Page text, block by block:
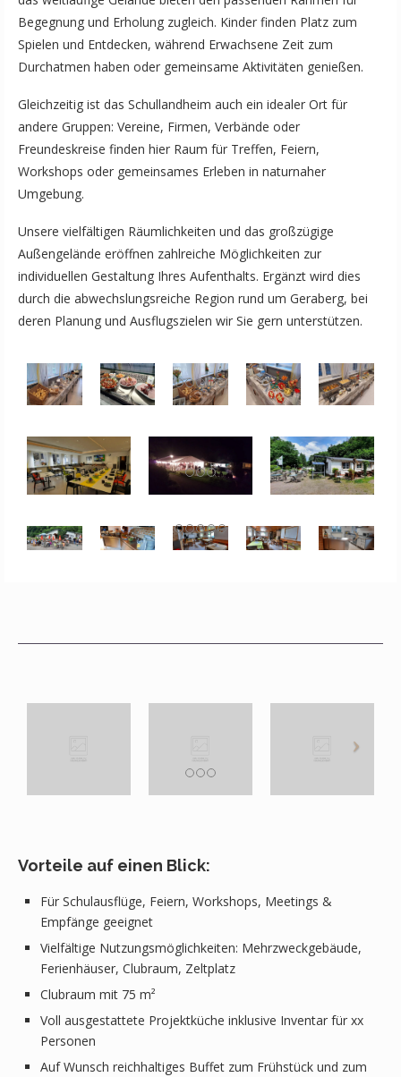
Begegnung und Erholung zugleich. Kinder finden Platz zum
Spielen und Entdecken, während Erwachsene Zeit zum
Durchatmen haben oder gemeinsame Aktivitäten genießen.
Gleichzeitig ist das Schullandheim auch ein idealer Ort für
andere Gruppen: Vereine, Firmen, Verbände oder
Freundeskreise finden hier Raum für Treffen, Feiern,
Workshops oder gemeinsames Erleben in naturnaher
Umgebung.
Unsere vielfältigen Räumlichkeiten und das großzügige
Außengelände eröffnen zahlreiche Möglichkeiten zur
individuellen Gestaltung Ihres Aufenthalts. Ergänzt wird dies
durch die abwechslungsreiche Region rund um Geraberg, bei
deren Planung und Ausflugszielen wir Sie gern unterstützen.
Vorteile auf einen Blick:
Für Schulausflüge, Feiern, Workshops, Meetings &
Empfänge geeignet
Vielfältige Nutzungsmöglichkeiten: Mehrzweckgebäude,
Ferienhäuser, Clubraum, Zeltplatz
Clubraum mit 75 m²
Voll ausgestattete Projektküche inklusive Inventar für xx
Personen
Auf Wunsch reichhaltiges Buffet zum Frühstück und zum